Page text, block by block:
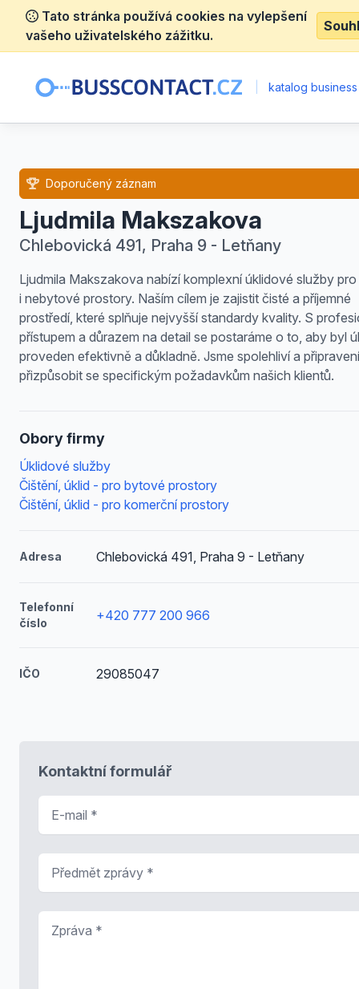
Tato stránka používá cookies na vylepšení
vašeho uživatelského zážitku.
katalog
Ljudmila Makszakova
Chlebovická 491, Praha 9 - Letňany
Doporučený záznam
Ljudmila Makszakova nabízí komplexní úklidové služby
i nebytové prostory. Naším cílem je zajistit čisté a příjemné
prostředí, které splňuje nejvyšší standardy kvality. S
přístupem a důrazem na detail se postaráme o to, aby byl
proveden efektivně a důkladně. Jsme spolehliví a připravení
přizpůsobit se specifickým požadavkům našich klientů.
Obory firmy
Úklidové služby
Čištění, úklid - pro bytové prostory
Čištění, úklid - pro komerční prostory
Adresa Chlebovická 491, Praha 9 - Letňany
Telefonní
číslo
+420 777 200 966
IČO 29085047
Kontaktní formulář